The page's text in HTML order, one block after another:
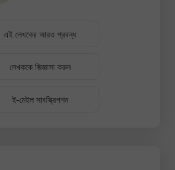
এই লেখকের আরও প্রবন্ধ
লেখককে জিজ্ঞাসা করুন
ই-মেইল সাবস্ক্রিপশন